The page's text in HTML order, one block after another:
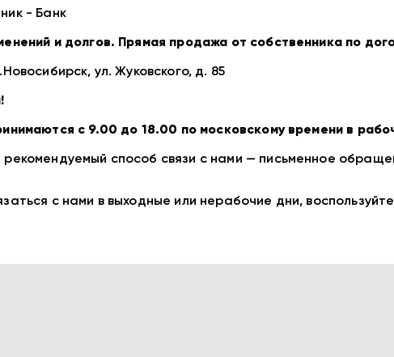
- Бaнк
и долгов. Прямая продажа от собственника по
ул. Жуковского, д. 85
с 9.00 до 18.00 по московскому времени в
рекомендуемый способ связи с нами — письменное
с нами в выходные или нерабочие дни,